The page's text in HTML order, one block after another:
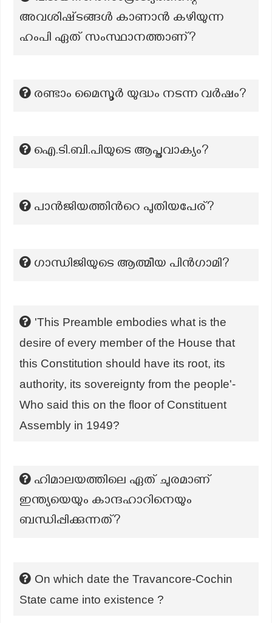
അവശിഷ്‌ടങ്ങൾ കാണാൻ കഴിയുന്ന
ഹംപി ഏത് സംസ്ഥാനത്താണ്?
രണ്ടാം മൈസൂർ യുദ്ധം നടന്ന വർഷം?
ഐ.ടി.ബി.പിയുടെ ആപ്തവാക്യം?
പാൻജിയത്തിന്‍റെ പുതിയപേര്?
ഗാന്ധിജിയുടെ ആത്മീയ പിൻഗാമി?
'This Preamble embodies what is the
desire of every member of the House that
this Constitution should have its root, its
authority, its sovereignty from the people'-
Who said this on the floor of Constituent
Assembly in 1949?
ഹിമാലയത്തിലെ ഏത് ചുരമാണ്
ഇന്ത്യയെയും കാന്ദഹാറിനെയും
ബന്ധിപ്പിക്കുന്നത്?
On which date the Travancore-Cochin
State came into existence ?